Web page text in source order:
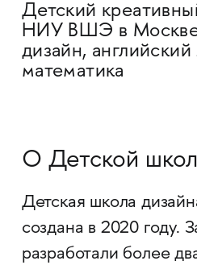
Детский
НИУ ВШЭ в
дизайн, английский
математика
О Детской
Детская школа
создана в 2020 году.
разработали более